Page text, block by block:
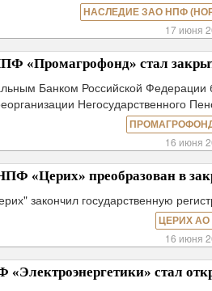
НАСЛЕДИЕ ЗАО НПФ
17 июня
«Промагрофонд» стал
Банком Российской
Негосударственного
16 июня
«Церих» преобразован в
закончил государственную
ЦЕРИХ
16 июня
«Электроэнергетики» стал